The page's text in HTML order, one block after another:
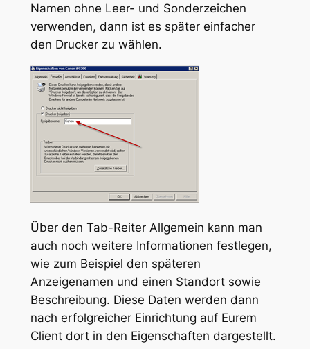
Namen ohne Leer- und Sonderzeichen
verwenden, dann ist es später einfacher
den Drucker zu wählen.
Über den Tab-Reiter Allgemein kann man
auch noch weitere Informationen festlegen,
wie zum Beispiel den späteren
Anzeigenamen und einen Standort sowie
Beschreibung. Diese Daten werden dann
nach erfolgreicher Einrichtung auf Eurem
Client dort in den Eigenschaften dargestellt.